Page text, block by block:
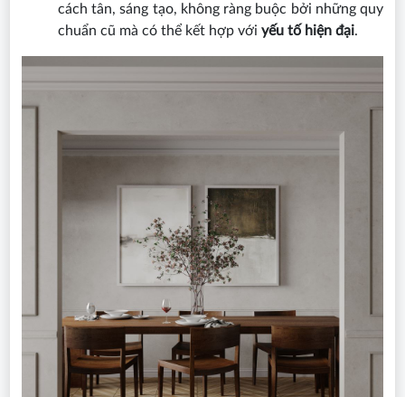
cách tân, sáng tạo, không ràng buộc bởi những quy
chuẩn cũ mà có thể kết hợp với yếu tố hiện đại.